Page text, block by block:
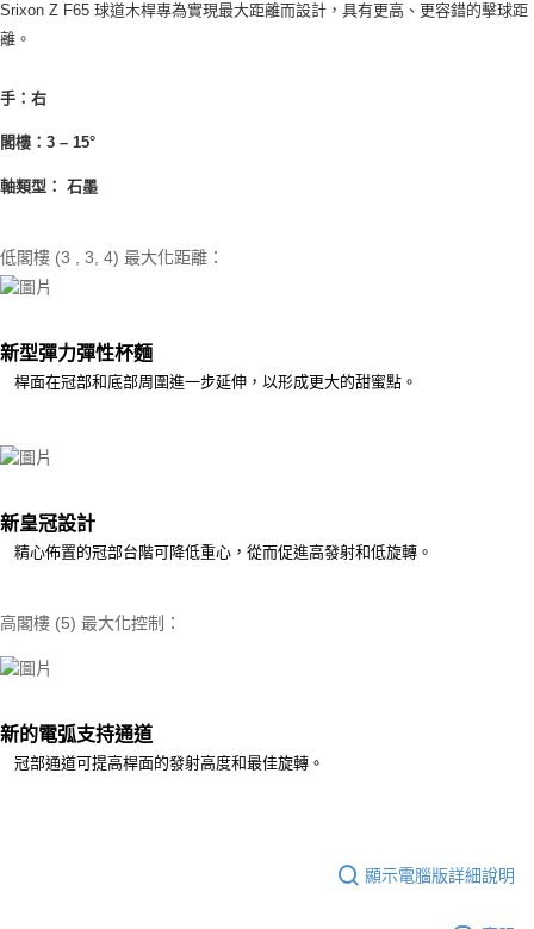
每筆NT$250
Srixon Z F65 球道木桿專為實現最大距離而設計，具有更高、更容錯的擊球距
離。
手：右
閣樓：3 – 15°
軸類型： 石墨
低閣樓 (3 , 3, 4) 最大化距離：
新型彈力彈性杯麵
桿面在冠部和底部周圍進一步延伸，以形成更大的甜蜜點。
新皇冠設計
精心佈置的冠部台階可降低重心，從而促進高發射和低旋轉。
高閣樓 (5) 最大化控制：
新的電弧支持通道
冠部通道可提高桿面的發射高度和最佳旋轉。
顯示電腦版詳細說明